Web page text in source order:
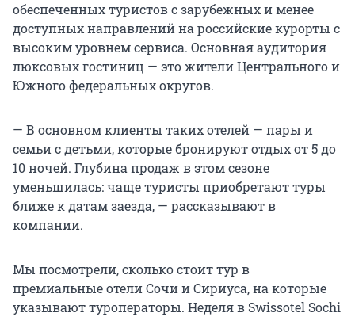
обеспеченных туристов с зарубежных и менее
доступных направлений на российские курорты с
высоким уровнем сервиса. Основная аудитория
люксовых гостиниц — это жители Центрального и
Южного федеральных округов.
— В основном клиенты таких отелей — пары и
семьи с детьми, которые бронируют отдых от 5 до
10 ночей. Глубина продаж в этом сезоне
уменьшилась: чаще туристы приобретают туры
ближе к датам заезда, — рассказывают в
компании.
Мы посмотрели, сколько стоит тур в
премиальные отели Сочи и Сириуса, на которые
указывают туроператоры. Неделя в Swissotel Sochi